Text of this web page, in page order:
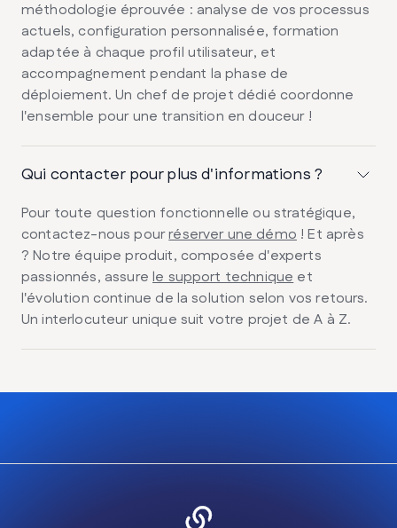
méthodologie éprouvée : analyse de vos processus
actuels, configuration personnalisée, formation
adaptée à chaque profil utilisateur, et
accompagnement pendant la phase de
déploiement. Un chef de projet dédié coordonne
l'ensemble pour une transition en douceur !
Qui contacter pour plus d'informations ?
Pour toute question fonctionnelle ou stratégique,
contactez-nous pourréserver une démo! Et après
? Notre équipe produit, composée d'experts
passionnés, assurele support techniqueet
l'évolution continue de la solution selon vos retours.
Un interlocuteur unique suit votre projet de A à Z.